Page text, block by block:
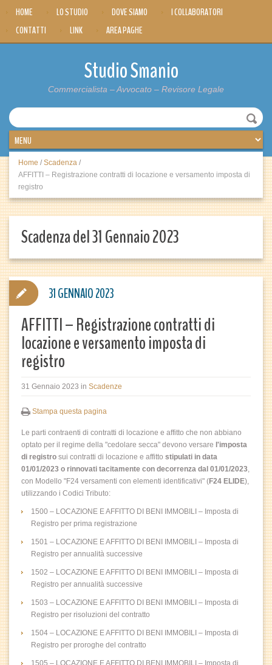
HOME LO STUDIO DOVE SIAMO
I COLLABORATORI
CONTATTI
LINK AREA PAGHE
Studio Smanio
Commercialista – Avvocato – Revisore Legale
Home / Scadenza /
AFFITTI – Registrazione contratti di locazione e versamento imposta di
registro
Scadenza del 31 Gennaio 2023
AFFITTI – Registrazione contratti di
locazione e versamento imposta di
registro
31 Gennaio 2023 in Scadenze
Stampa questa pagina
Le parti contraenti di contratti di locazione e affitto che non abbiano
optato per il regime della "cedolare secca" devono versare l'imposta
di registro sui contratti di locazione e affitto stipulati in data
01/01/2023 o rinnovati tacitamente con decorrenza dal 01/01/2023,
con Modello "F24 versamenti con elementi identificativi" (F24 ELIDE),
utilizzando i Codici Tributo:
1500 – LOCAZIONE E AFFITTO DI BENI IMMOBILI – Imposta di
Registro per prima registrazione
1501 – LOCAZIONE E AFFITTO DI BENI IMMOBILI – Imposta di
Registro per annualità successive
1502 – LOCAZIONE E AFFITTO DI BENI IMMOBILI – Imposta di
Registro per annualità successive
1503 – LOCAZIONE E AFFITTO DI BENI IMMOBILI – Imposta di
Registro per risoluzioni del contratto
1504 – LOCAZIONE E AFFITTO DI BENI IMMOBILI – Imposta di
Registro per proroghe del contratto
1505 – LOCAZIONE E AFFITTO DI BENI IMMOBILI – Imposta di
31 GENNAIO 2023